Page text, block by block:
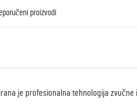
proizvodi
je profesionalna tehnologija zvučne